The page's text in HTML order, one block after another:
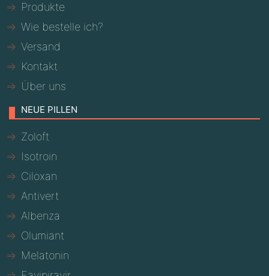
Produkte
Wie bestelle ich?
Versand
Kontakt
Über uns
NEUE PILLEN
Zoloft
Isotroin
Ciloxan
Antivert
Albenza
Olumiant
Melatonin